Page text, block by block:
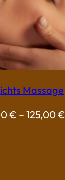
Massage
€ – 125,00€